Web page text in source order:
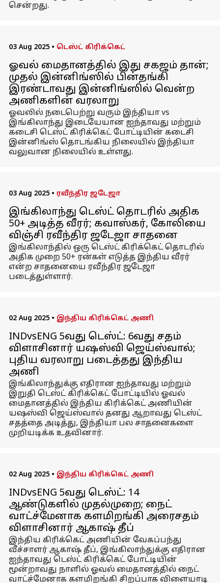
சென்றது.
03 Aug 2025 • டெஸ்ட் கிரிக்கெட்
ஓவல் மைதானத்தில் இது சகஜம் தான்;
முதல் இன்னிங்ஸில் பின்தங்கி
இரண்டாவது இன்னிங்ஸில் வென்ற
அணிகளின் வரலாறு
ஓவலில் நடைபெற்று வரும் இந்தியா vs
இங்கிலாந்து இடையேயான ஐந்தாவது மற்றும்
கடைசி டெஸ்ட் கிரிக்கெட் போட்டியின் கடைசி
இன்னிங்ஸ் தொடங்கிய நிலையில் இந்தியா
வலுவான நிலையில் உள்ளது.
03 Aug 2025 • ரவீந்திர ஜடேஜா
இங்கிலாந்து டெஸ்ட் தொடரில் அதிக
50+ அடித்த வீரர்; கவாஸ்கர், கோலியை
விஞ்சி ரவீந்திர ஜடேஜா சாதனை
இங்கிலாந்தில் ஒரு டெஸ்ட் கிரிக்கெட் தொடரில்
அதிக முறை 50+ ரன்கள் எடுத்த இந்திய வீரர்
என்ற சாதனையை ரவீந்திர ஜடேஜா
படைத்துள்ளார்.
02 Aug 2025 • இந்திய கிரிக்கெட் அணி
INDvsENG 5வது டெஸ்ட்: 6வது சதம்
விளாசினார் யஷஸ்வி ஜெய்ஸ்வால்;
புதிய வரலாறு படைத்தது இந்திய
அணி
இங்கிலாந்துக்கு எதிரான ஐந்தாவது மற்றும்
இறுதி டெஸ்ட் கிரிக்கெட் போட்டியில் ஓவல்
மைதானத்தில் இந்திய கிரிக்கெட் அணியின்
யஷஸ்வி ஜெய்ஸ்வால் தனது ஆறாவது டெஸ்ட்
சதத்தை அடித்து, இந்தியா பல சாதனைகளை
முறியடிக்க உதவினார்.
02 Aug 2025 • இந்திய கிரிக்கெட் அணி
INDvsENG 5வது டெஸ்ட்: 14
ஆண்டுகளில் முதல்முறை; நைட்
வாட்ச்மேனாக களமிறங்கி அரைசதம்
விளாசினார் ஆகாஷ் தீப்
இந்திய கிரிக்கெட் அணியின் வேகப்பந்து
வீச்சாளர் ஆகாஷ் தீப், இங்கிலாந்துக்கு எதிரான
ஐந்தாவது டெஸ்ட் கிரிக்கெட் போட்டியின்
மூன்றாவது நாளில் ஓவல் மைதானத்தில் நைட்
வாட்ச்மேனாக களமிறங்கி சிறப்பாக விளையாடி